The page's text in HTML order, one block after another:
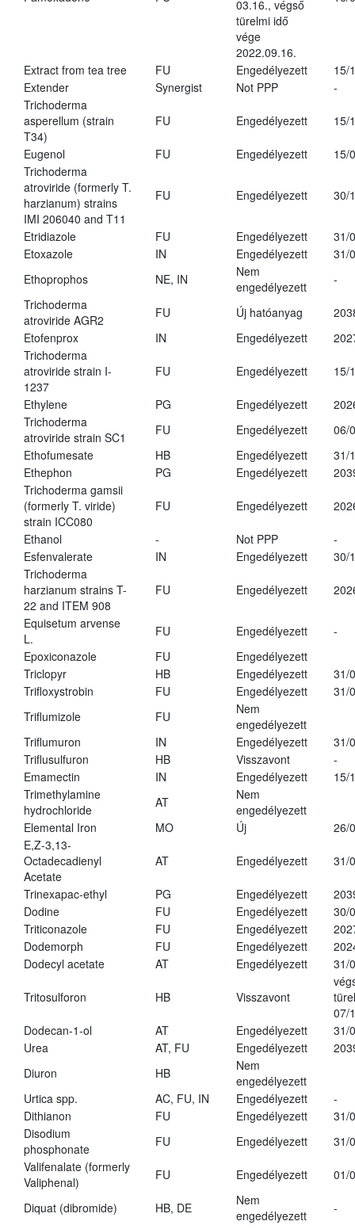
03.16., végső
türelmi idő
vége
2022.09.16.
Extract from tea tree FU Engedélyezett
15/
Extender
Synergist Not PPP
-
Trichoderma
asperellum (strain
T34)
FU Engedélyezett 15/
Eugenol FU Engedélyezett
15/
Trichoderma
atroviride (formerly T.
harzianum) strains
IMI 206040 and T11
FU Engedélyezett 30/
Etridiazole FU Engedélyezett
31/
Etoxazole
IN Engedélyezett
31/
Ethoprophos
NE, IN
Nem
engedélyezett
-
Trichoderma
atroviride AGR2
FU Új hatóanyag
Etofenprox
IN Engedélyezett
Trichoderma
atroviride strain I-
1237
FU Engedélyezett 15/
Ethylene PG Engedélyezett
Trichoderma
atroviride strain SC1
FU Engedélyezett
06/
Ethofumesate
HB Engedélyezett
31/
Ethephon
PG Engedélyezett
Trichoderma gamsii
(formerly T. viride)
strain ICC080
FU Engedélyezett
Ethanol - Not PPP
-
Esfenvalerate
IN Engedélyezett
30/
Trichoderma
harzianum strains T-
22 and ITEM 908
FU Engedélyezett
Equisetum arvense
L.
FU Engedélyezett
-
Epoxiconazole
FU
Engedélyezett
Triclopyr
HB Engedélyezett
31/
Trifloxystrobin
FU Engedélyezett
31/
Triflumizole
FU
Nem
engedélyezett
Triflumuron
IN Engedélyezett
31/
Triflusulfuron
HB Visszavont
-
Emamectin
IN Engedélyezett
15/
Trimethylamine
hydrochloride
AT
Nem
engedélyezett
Elemental Iron
MO Új
26/
E,Z-3,13-
Octadecadienyl
Acetate
AT Engedélyezett 31/
Trinexapac-ethyl PG Engedélyezett
Dodine
FU Engedélyezett
30/
Triticonazole
FU Engedélyezett
Dodemorph
FU Engedélyezett
Dodecyl acetate
AT Engedélyezett 31/
Tritosulforon HB Visszavont
07/
Dodecan-1-ol
AT Engedélyezett
31/
Urea
AT, FU Engedélyezett
Diuron
HB
Nem
engedélyezett
Urtica spp.
AC, FU, IN Engedélyezett
-
Dithianon
FU Engedélyezett
31/
Disodium
phosphonate
FU Engedélyezett
31/
Valifenalate (formerly
Valiphenal)
FU Engedélyezett 01/
Diquat (dibromide) HB, DE
Nem
engedélyezett
-